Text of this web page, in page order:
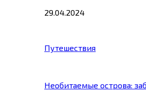
29.04.2024
Путешествия
Необитаемые острова: